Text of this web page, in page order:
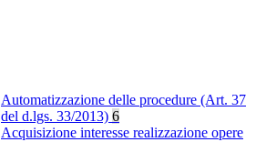
Automatizzazione delle procedure (Art. 37
del d.lgs. 33/2013) 6
Acquisizione interesse realizzazione opere